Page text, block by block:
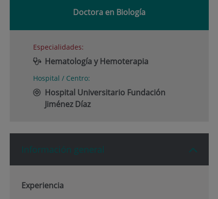
Doctora en Biología
Especialidades:
Hematología y Hemoterapia
Hospital / Centro:
Hospital Universitario Fundación
Jiménez Díaz
Información general
Experiencia